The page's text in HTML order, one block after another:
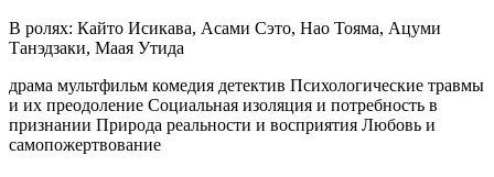
В ролях: Кайто Исикава, Асами Сэто, Нао Тояма, Ацуми
Танэдзаки, Маая Утида
драма мультфильм комедия детектив Психологические травмы
и их преодоление Социальная изоляция и потребность в
признании Природа реальности и восприятия Любовь и
самопожертвование